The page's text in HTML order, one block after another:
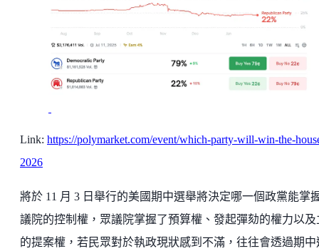
Link: https://polymarket.com/event/which-party-will-win-the-
2026
將於 11 月 3 日舉行的美國期中選舉將決定哪一個政黨能掌
議院的控制權，眾議院掌握了預算權、發起彈劾的權力以及
的提案權，若民眾對於執政現狀感到不滿，往往會透過期中